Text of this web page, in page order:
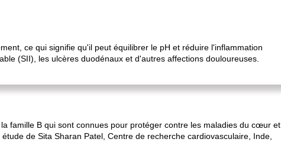
ce qui signifie qu'il peut équilibrer le pH et réduire l'inflammation
(SII), les ulcères duodénaux et d'autres affections douloureuses.
famille B qui sont connues pour protéger contre les maladies du cœur et
de Sita Sharan Patel, Centre de recherche cardiovasculaire, Inde,